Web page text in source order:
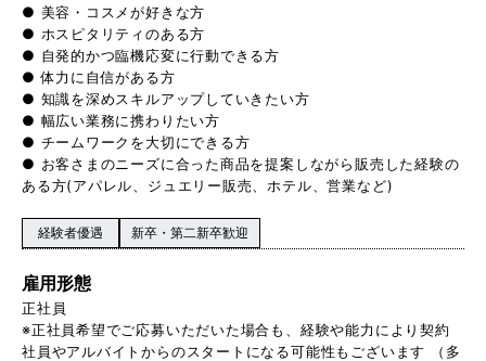
● 美容・コスメが好きな方
● ホスピタリティのある方
● 自発的かつ臨機応変に行動できる方
● 体力に自信がある方
● 知識を深めスキルアップしていきたい方
● 幅広い業務に携わりたい方
● チームワークを大切にできる方
● お客さまのニーズに合った商品を提案しながら販売した経験の
ある方(アパレル、ジュエリー販売、ホテル、営業など)
経験者優遇 新卒・第二新卒歓迎
雇用形態
正社員
※正社員希望でご応募いただいた場合も、経験や能力により契約
社員やアルバイトからのスタートになる可能性もございます （多